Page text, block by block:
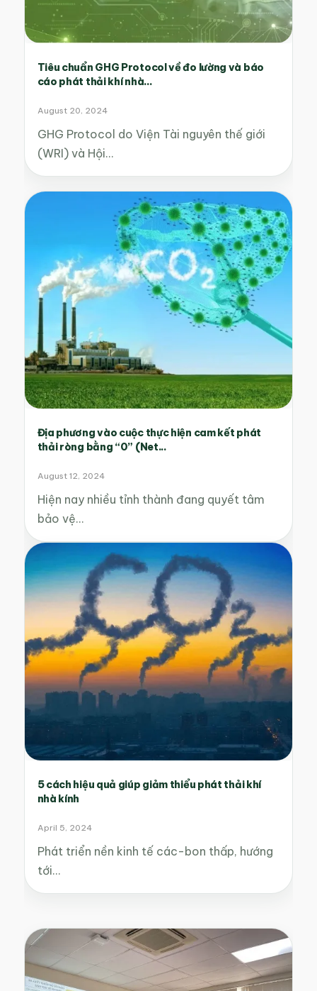
Tiêu chuẩn GHG Protocol về đo lường và báo
cáo phát thải khí nhà...
August 20, 2024
GHG Protocol do Viện Tài nguyên thế giới
(WRI) và Hội…
Địa phương vào cuộc thực hiện cam kết phát
thải ròng bằng “0” (Net...
August 12, 2024
Hiện nay nhiều tỉnh thành đang quyết tâm
bảo vệ…
5 cách hiệu quả giúp giảm thiểu phát thải khí
nhà kính
April 5, 2024
Phát triển nền kinh tế các-bon thấp, hướng
tới…